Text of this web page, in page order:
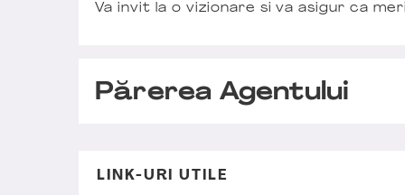
Va invit la o vizionare si va asigur ca
Părerea Agentului
LINK-URI UTILE